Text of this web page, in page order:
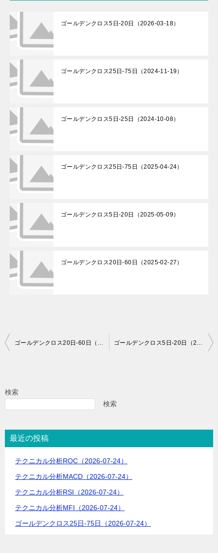
ゴールデンクロス5日-20日（2026-03-18）
ゴールデンクロス25日-75日（2024-11-19）
ゴールデンクロス5日-25日（2024-10-08）
ゴールデンクロス25日-75日（2025-04-24）
ゴールデンクロス5日-20日（2025-05-09）
ゴールデンクロス20日-60日（2025-02-27）
投
ビ
シ
ョ
ゴールデンクロス20日-60日（2026-06-16） ゴールデンクロス5日-20日（2026-06-17）
検索
検索
最近の投稿
テクニカル分析ROC（2026-07-24）
テクニカル分析MACD（2026-07-24）
テクニカル分析RSI（2026-07-24）
テクニカル分析MFI（2026-07-24）
ゴールデンクロス25日-75日（2026-07-24）